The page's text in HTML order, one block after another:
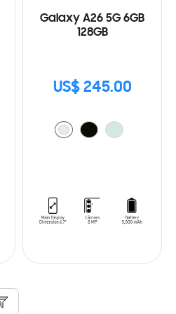
Galaxy A26 5G 6GB
128GB
US$ 245.00